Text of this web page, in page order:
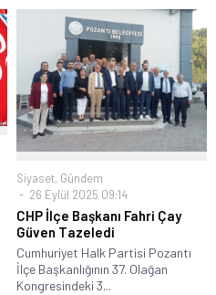
Siyaset, Gündem
26 Eylül 2025 09:14
CHP İlçe Başkanı Fahri Çay
Güven Tazeledi
Cumhuriyet Halk Partisi Pozantı
İlçe Başkanlığının 37. Olağan
Kongresindeki 3...